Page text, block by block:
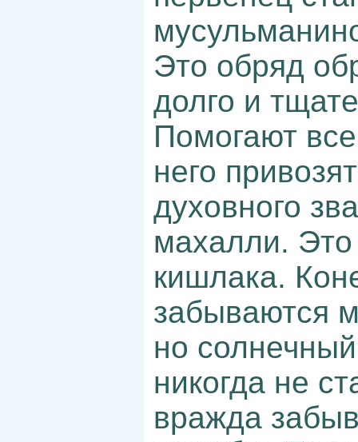
Это обряд
долго и
Помогают
него
духовного
махалли. Это
кишлака.
забываются
но
никогда не
вражда